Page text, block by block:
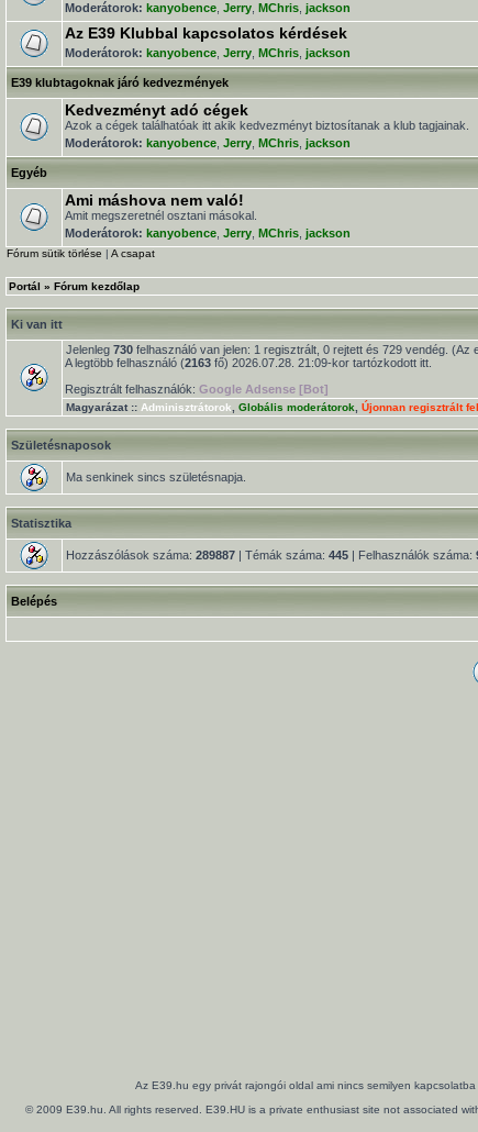
Moderátorok: kanyobence Jerry MChris jackson
Az E39 Klubbal kapcsolatos kérdések
Moderátorok: kanyobence Jerry MChris jackson
E39 klubtagoknak járó kedvezmények
Kedvezményt adó cégek
Azok a cégek találhatóak itt akik kedvezményt biztosítanak a klub tagjainak.
Moderátorok: kanyobence Jerry MChris jackson
Egyéb
Ami máshova nem való!
Amit megszeretnél osztani másokal.
Moderátorok: kanyobence Jerry MChris jackson
Fórum sütik törlése | A csapat
Portál » Fórum kezdőlap
Ki van itt
Jelenleg 730 felhasználó van jelen: 1 regisztrált, 0 rejtett és 729 vendég. (Az
A legtöbb felhasználó (2163 fő) 2026.07.28. 21:09-kor tartózkodott itt.
Regisztrált felhasználók: Google Adsense [Bot]
Magyarázat :: Adminisztrátorok Globális moderátorok Újonnan regisztrált
Születésnaposok
Ma senkinek sincs születésnapja.
Statisztika
Hozzászólások száma: 289887 | Témák száma: 445 | Felhasználók száma:
Belépés
Az E39.hu egy privát rajongói oldal ami nincs semilyen
© 2009 E39.hu. All rights reserved. E39.HU is a private enthusiast site not associated